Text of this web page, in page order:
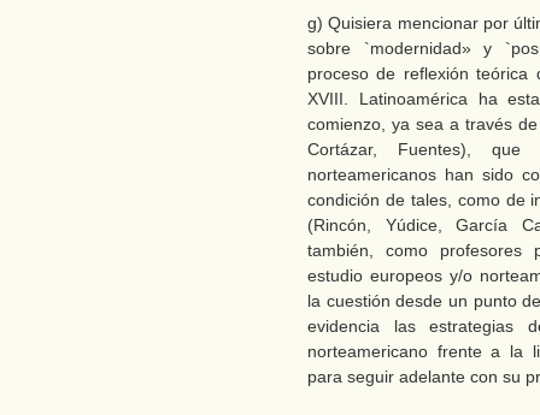
g) Quisiera mencionar por
sobre `modernidad» y
proceso de reflexión
XVIII. Latinoamérica ha
comienzo, ya sea a través
Cortázar, Fuentes),
norteamericanos han sido
condición de tales, como de
(Rincón, Yúdice, García
también, como profesores
estudio europeos y/o
la cuestión desde un punto
evidencia las estrategias
norteamericano frente a la
para seguir adelante con su